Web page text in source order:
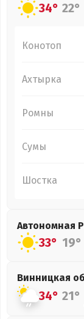
34° 22°
Конотоп
Ахтырка
Ромны
Сумы
Шостка
Автономная
33° 19°
Винницкая
34° 21°